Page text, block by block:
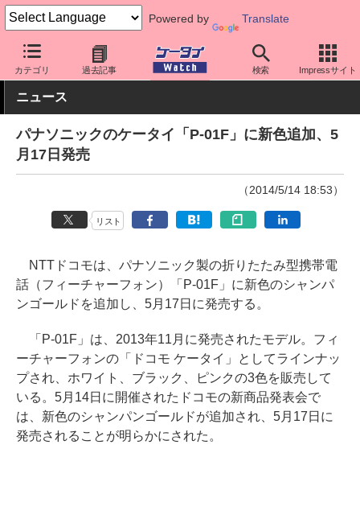
Powered by Translate
カテゴリ 過去記事 検索 Impressサイト
ケータイ Watch キャリア ドコモ スマホ・ケータイ
ニュース
パナソニックのケータイ「P-01F」に新色追加、5
月17日発売
（2014/5/14 18:53）
リスト
NTTドコモは、パナソニック製の折りたたみ型携帯電
話（フィーチャーフォン）「P-01F」に新色のシャンパ
ンゴールドを追加し、5月17日に発売する。
「P-01F」は、2013年11月に発売されたモデル。フィ
ーチャーフォンの「ドコモ ケータイ」としてラインナッ
プされ、ホワイト、ブラック、ピンクの3色を販売して
いる。5月14日に開催されたドコモの新商品発表会で
は、新色のシャンパンゴールドが追加され、5月17日に
発売されることが明らかにされた。